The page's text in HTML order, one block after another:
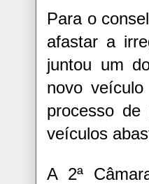
Para o
afastar a
juntou um
novo
processo
veículos
A 2ª